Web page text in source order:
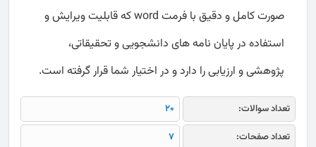
صورت کامل و دقیق با فرمت word که قابلیت ویرایش و
استفاده در پایان نامه های دانشجویی و تحقیقاتی،
پژوهشی و ارزیابی را دارد و در اختیار شما قرار گرفته است.
تعداد سوالات:
20
تعداد صفحات:
7